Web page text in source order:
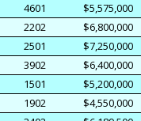
4601
$5,575,000
2202
$6,800,000
2501
$7,250,000
3902
$6,400,000
1501
$5,200,000
1902
$4,550,000